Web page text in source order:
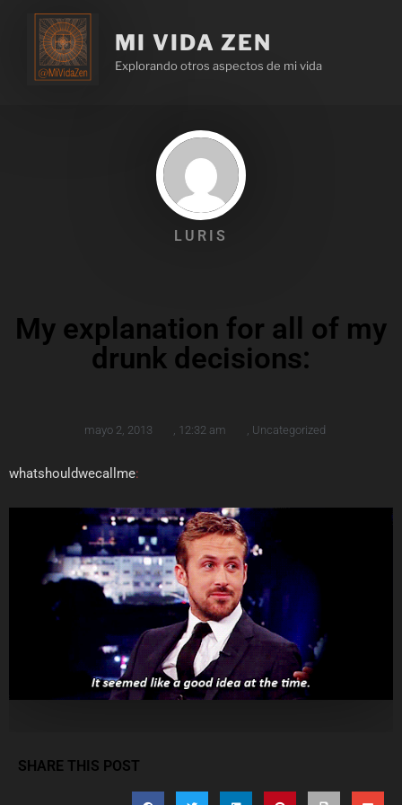
MI VIDA ZEN
Explorando otros aspectos de mi vida
LURIS
My explanation for all of my
drunk decisions:
mayo 2, 2013 12:32 am Uncategorized
whatshouldwecallme:
SHARE THIS POST